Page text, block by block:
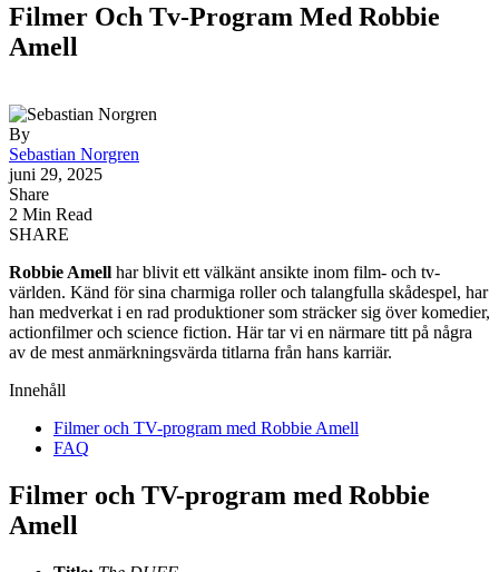
Filmer Och Tv-Program Med Robbie
Amell
By
Sebastian Norgren
juni 29, 2025
Share
2 Min Read
SHARE
Robbie Amell har blivit ett välkänt ansikte inom film- och tv-
världen. Känd för sina charmiga roller och talangfulla skådespel, har
han medverkat i en rad produktioner som sträcker sig över komedier,
actionfilmer och science fiction. Här tar vi en närmare titt på några
av de mest anmärkningsvärda titlarna från hans karriär.
Innehåll
Filmer och TV-program med Robbie Amell
FAQ
Filmer och TV-program med Robbie
Amell